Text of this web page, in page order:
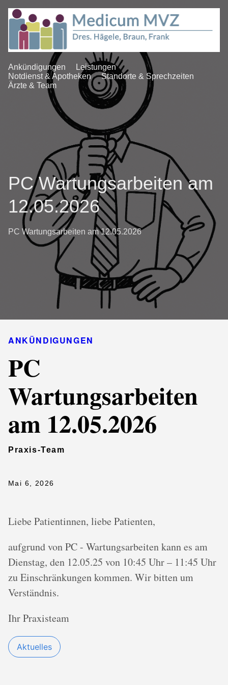
Ankündigungen
Leistungen
Notdienst & Apotheken
Standorte & Sprechzeiten
Ärzte & Team
PC Wartungsarbeiten am
12.05.2026
PC Wartungsarbeiten am 12.05.2026
ANKÜNDIGUNGEN
PC
Wartungsarbeiten
am 12.05.2026
Praxis-Team
Mai 6, 2026
Liebe Patientinnen, liebe Patienten,
aufgrund von PC - Wartungsarbeiten kann es am
Dienstag, den 12.05.25 von 10:45 Uhr – 11:45 Uhr
zu Einschränkungen kommen. Wir bitten um
Verständnis.
Ihr Praxisteam
Aktuelles